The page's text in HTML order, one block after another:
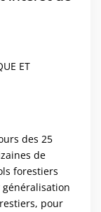
ET
des 25
de
forestiers
pour